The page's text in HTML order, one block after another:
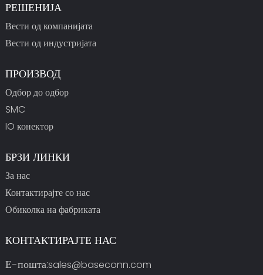
РЕШЕНИЈА
Вести од компанијата
Вести од индустријата
ПРОИЗВОД
Одбор до одбор
SMC
IO конектор
БРЗИ ЛИНКИ
За нас
Контактирајте со нас
Обиколка на фабриката
КОНТАКТИРАЈТЕ НАС
Е-пошта:sales@baseconn.com